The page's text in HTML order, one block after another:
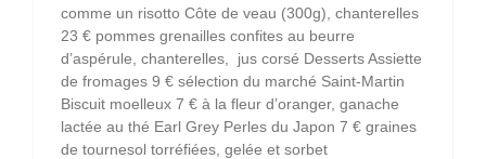
comme un risotto Côte de veau (300g), chanterelles
23 € pommes grenailles confites au beurre
d’aspérule, chanterelles, jus corsé Desserts Assiette
de fromages 9 € sélection du marché Saint-Martin
Biscuit moelleux 7 € à la fleur d’oranger, ganache
lactée au thé Earl Grey Perles du Japon 7 € graines
de tournesol torréfiées, gelée et sorbet